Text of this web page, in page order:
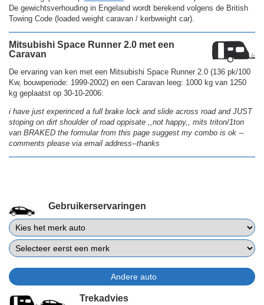
De gewichtsverhouding in Engeland wordt berekend volgens de British
Towing Code (loaded weight caravan / kerbweight car).
Mitsubishi Space Runner 2.0 met een
Caravan
De ervaring van ken met een Mitsubishi Space Runner 2.0 (136 pk/100
Kw, bouwperiode: 1999-2002) en een Caravan leeg: 1000 kg van 1250
kg geplaatst op 30-10-2006:
i have just experinced a full brake lock and slide across road and JUST
stoping on dirt shoulder of road oppisate ,,not happy,, mits triton/1ton
van BRAKED the formular from this page suggest my combo is ok --
comments please via email address--thanks
Gebruikerservaringen
Trekadvies